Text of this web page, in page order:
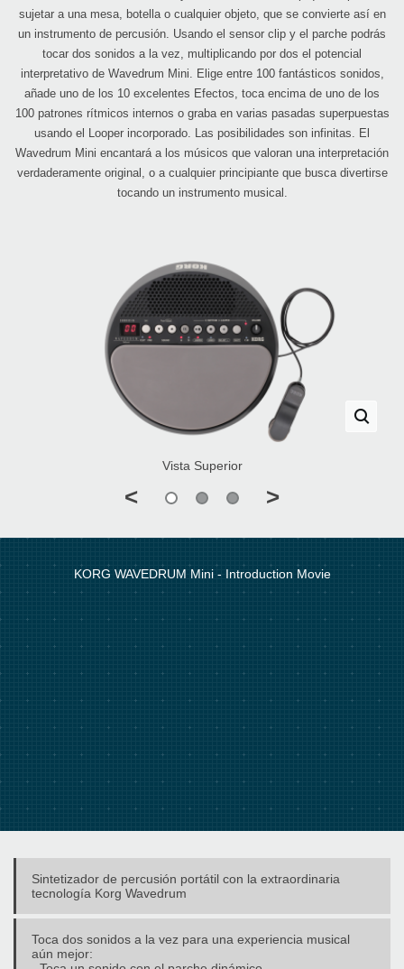
sujetar a una mesa, botella o cualquier objeto, que se convierte así en
un instrumento de percusión. Usando el sensor clip y el parche podrás
tocar dos sonidos a la vez, multiplicando por dos el potencial
interpretativo de Wavedrum Mini. Elige entre 100 fantásticos sonidos,
añade uno de los 10 excelentes Efectos, toca encima de uno de los
100 patrones rítmicos internos o graba en varias pasadas superpuestas
usando el Looper incorporado. Las posibilidades son infinitas. El
Wavedrum Mini encantará a los músicos que valoran una interpretación
verdaderamente original, o a cualquier principiante que busca divertirse
tocando un instrumento musical.
Vista Superior
< >
KORG WAVEDRUM Mini - Introduction Movie
Sintetizador de percusión portátil con la extraordinaria
tecnología Korg Wavedrum
Toca dos sonidos a la vez para una experiencia musical
aún mejor: